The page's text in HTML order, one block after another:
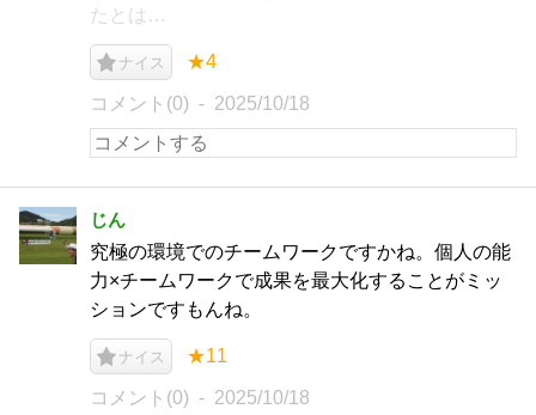
たとは…
ナイス ★4
コメント(0) 2025/10/18
じん
究極の環境でのチームワークですかね。個人の能
力×チームワークで成果を最大化することがミッ
ションですもんね。
ナイス ★11
コメント(0) 2025/10/18